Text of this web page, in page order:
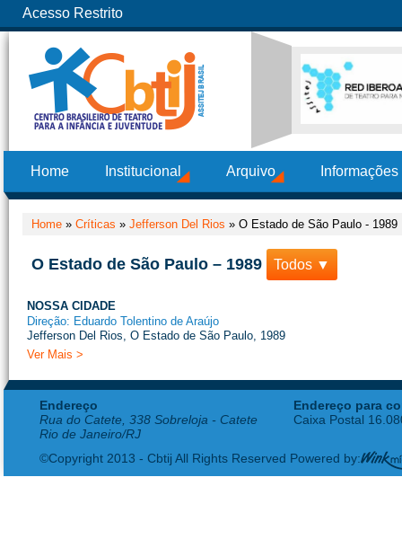
Acesso Restrito
Home Institucional Arquivo
Home » Críticas » Jefferson Del Rios » O Estado de São Paulo - 1989
O Estado de São Paulo – 1989 Todos ▼
NOSSA CIDADE
Direção: Eduardo Tolentino de Araújo
Jefferson Del Rios, O Estado de São Paulo, 1989
Ver Mais >
Endereço
Rua do Catete, 338 Sobreloja - Catete
Rio de Janeiro/RJ
Endereço para
Caixa Postal
©Copyright 2013 - Cbtij All Rights Reserved Powered by: